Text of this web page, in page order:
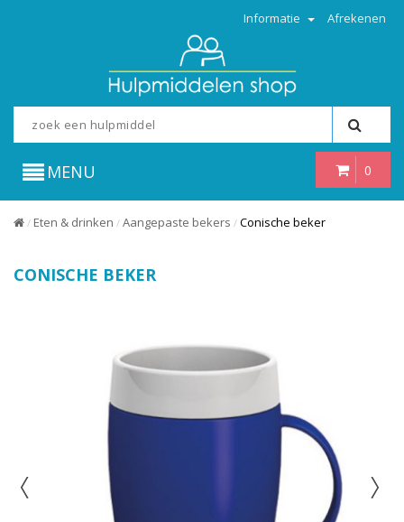
Informatie Afrekenen
0
MENU
/ Eten & drinken / Aangepaste bekers / Conische beker
CONISCHE BEKER